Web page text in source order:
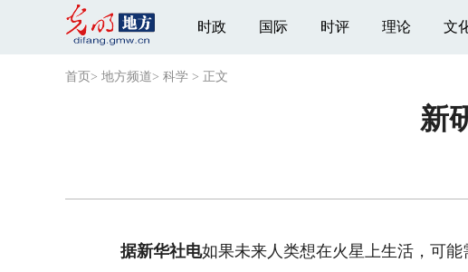
时政 国际 时评 理论 文
首页 > 地方频道> 科学 > 正文
新
据新华社电如果未来人类想在火星上生活，可